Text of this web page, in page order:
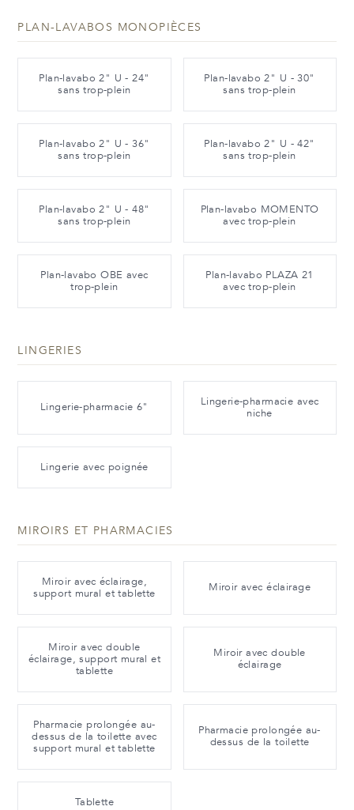
PLAN-LAVABOS MONOPIÈCES
Plan-lavabo 2" U - 24"
sans trop-plein
Plan-lavabo 2" U - 30"
sans trop-plein
Plan-lavabo 2" U - 36"
sans trop-plein
Plan-lavabo 2" U - 42"
sans trop-plein
Plan-lavabo 2" U - 48"
sans trop-plein
Plan-lavabo MOMENTO
avec trop-plein
Plan-lavabo OBE avec
trop-plein
Plan-lavabo PLAZA 21
avec trop-plein
LINGERIES
Lingerie-pharmacie 6"
Lingerie-pharmacie avec
niche
Lingerie avec poignée
MIROIRS ET PHARMACIES
Miroir avec éclairage,
support mural et tablette
Miroir avec éclairage
Miroir avec double
éclairage, support mural et
tablette
Miroir avec double
éclairage
Pharmacie prolongée au-
dessus de la toilette avec
support mural et tablette
Pharmacie prolongée au-
dessus de la toilette
Tablette